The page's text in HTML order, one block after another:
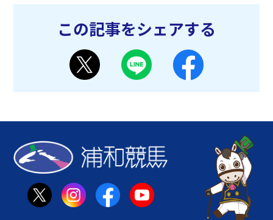
この記事をシェアする